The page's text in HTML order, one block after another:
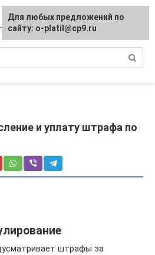
и уплату штрафа по
штрафы за
Для любых предложений по
сайту: o-platil@cp9.ru